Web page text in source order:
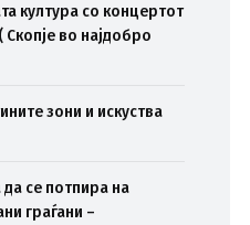
култура со концертот
во најдобро
зони и искуства
се потпира на
граѓани –